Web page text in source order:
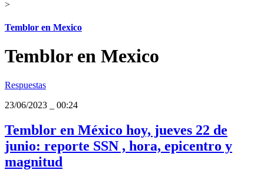
>
Temblor en Mexico
Temblor en Mexico
Respuestas
23/06/2023
00:24
Temblor en México hoy, jueves 22 de
junio: reporte SSN , hora, epicentro y
magnitud